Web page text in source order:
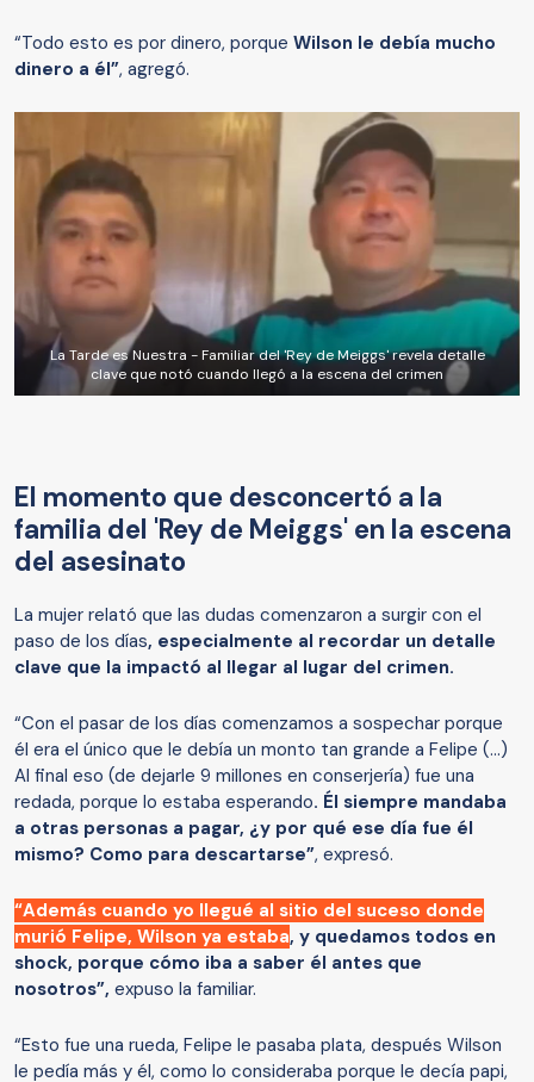
“Todo esto es por dinero, porque Wilson le debía mucho
dinero a él”, agregó.
La Tarde es Nuestra - Familiar del 'Rey de Meiggs' revela detalle
clave que notó cuando llegó a la escena del crimen
El momento que desconcertó a la
familia del 'Rey de Meiggs' en la escena
del asesinato
La mujer relató que las dudas comenzaron a surgir con el
paso de los días, especialmente al recordar un detalle
clave que la impactó al llegar al lugar del crimen.
“Con el pasar de los días comenzamos a sospechar porque
él era el único que le debía un monto tan grande a Felipe (...)
Al final eso (de dejarle 9 millones en conserjería) fue una
redada, porque lo estaba esperando. Él siempre mandaba
a otras personas a pagar, ¿y por qué ese día fue él
mismo? Como para descartarse”, expresó.
“Además cuando yo llegué al sitio del suceso donde
murió Felipe, Wilson ya estaba, y quedamos todos en
shock, porque cómo iba a saber él antes que
nosotros”, expuso la familiar.
“Esto fue una rueda, Felipe le pasaba plata, después Wilson
le pedía más y él, como lo consideraba porque le decía papi,